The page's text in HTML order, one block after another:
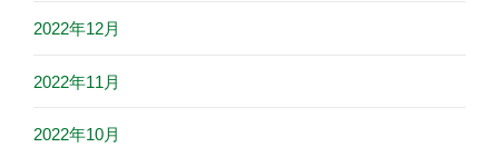
2022年12月
2022年11月
2022年10月